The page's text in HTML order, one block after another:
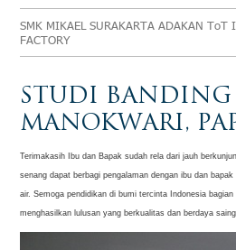
SMK MIKAEL SURAKARTA ADAKAN ToT
FACTORY
STUDI BANDING
MANOKWARI,
Terimakasih Ibu dan Bapak sudah rela dari jauh
senang dapat berbagi pengalaman dengan ibu dan
air. Semoga pendidikan di bumi tercinta Indonesia
menghasilkan lulusan yang berkualitas dan berdaya